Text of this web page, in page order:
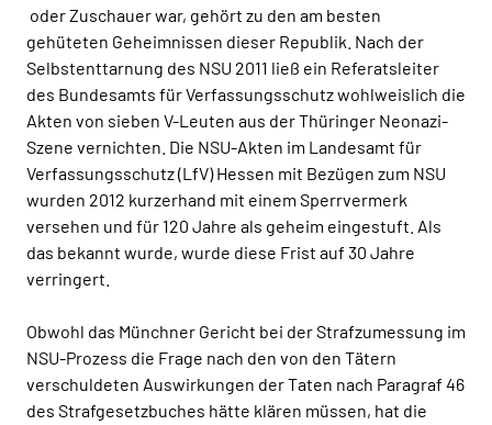
oder Zuschauer war, gehört zu den am besten
gehüteten Geheimnissen dieser Republik. Nach der
Selbstenttarnung des NSU 2011 ließ ein Referatsleiter
des Bundesamts für Verfassungsschutz wohlweislich die
Akten von sieben V-Leuten aus der Thüringer Neonazi-
Szene vernichten. Die NSU-Akten im Landesamt für
Verfassungsschutz (LfV) Hessen mit Bezügen zum NSU
wurden 2012 kurzerhand mit einem Sperrvermerk
versehen und für 120 Jahre als geheim eingestuft. Als
das bekannt wurde, wurde diese Frist auf 30 Jahre
verringert.
Obwohl das Münchner Gericht bei der Strafzumessung im
NSU-Prozess die Frage nach den von den Tätern
verschuldeten Auswirkungen der Taten nach Paragraf 46
des Strafgesetzbuches hätte klären müssen, hat die